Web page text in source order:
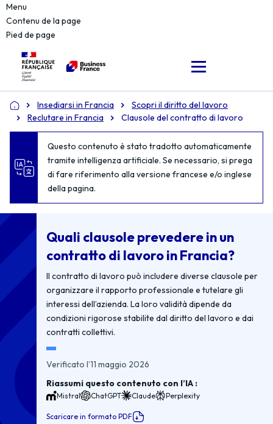
Menu
Contenu de la page
Pied de page
Accueil Insediarsi in Francia
Scopri il diritto del lavoro
Reclutare in Francia
Clausole del contratto di lavoro
Questo contenuto è stato tradotto automaticamente
tramite intelligenza artificiale. Se necessario, si prega
di fare riferimento alla versione francese e/o inglese
della pagina.
Quali clausole prevedere in un
contratto di lavoro in Francia?
Il contratto di lavoro può includere diverse clausole per
organizzare il rapporto professionale e tutelare gli
interessi dell’azienda. La loro validità dipende da
condizioni rigorose stabilite dal diritto del lavoro e dai
contratti collettivi.
Verificato l’11 maggio 2026
Riassumi questo contenuto con l’IA :
Mistral ChatGPT Claude Perplexity
Scaricare in formato PDF